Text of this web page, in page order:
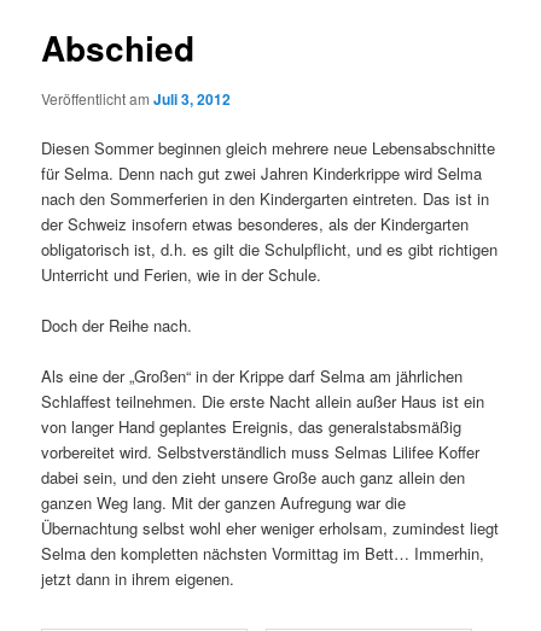
Abschied
Veröffentlicht amJuli 3, 2012
Diesen Sommer beginnen gleich mehrere neue Lebensabschnitte
für Selma. Denn nach gut zwei Jahren Kinderkrippe wird Selma
nach den Sommerferien in den Kindergarten eintreten. Das ist in
der Schweiz insofern etwas besonderes, als der Kindergarten
obligatorisch ist, d.h. es gilt die Schulpflicht, und es gibt richtigen
Unterricht und Ferien, wie in der Schule.
Doch der Reihe nach.
Als eine der „Großen“ in der Krippe darf Selma am jährlichen
Schlaffest teilnehmen. Die erste Nacht allein außer Haus ist ein
von langer Hand geplantes Ereignis, das generalstabsmäßig
vorbereitet wird. Selbstverständlich muss Selmas Lilifee Koffer
dabei sein, und den zieht unsere Große auch ganz allein den
ganzen Weg lang. Mit der ganzen Aufregung war die
Übernachtung selbst wohl eher weniger erholsam, zumindest liegt
Selma den kompletten nächsten Vormittag im Bett… Immerhin,
jetzt dann in ihrem eigenen.